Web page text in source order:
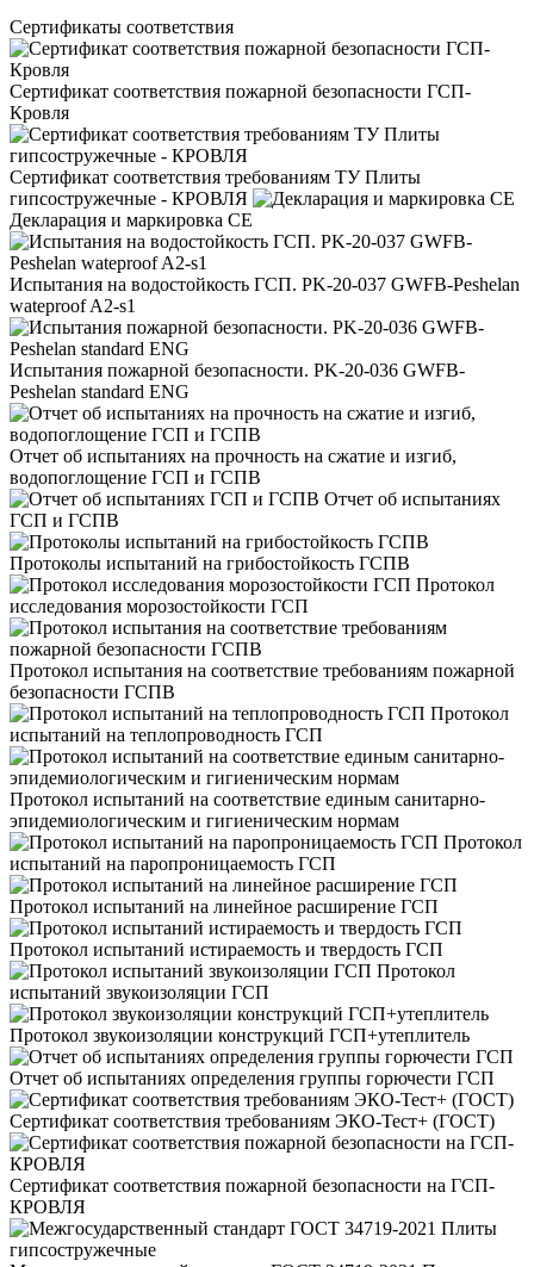
Сертификаты соответствия
Сертификат соответствия пожарной безопасности ГСП-
Кровля
Сертификат соответствия требованиям ТУ Плиты
гипсостружечные - КРОВЛЯ
Декларация и маркировка CE
Испытания на водостойкость ГСП. PK-20-037 GWFB-Peshelan
wateproof A2-s1
Испытания пожарной безопасности. PK-20-036 GWFB-
Peshelan standard ENG
Отчет об испытаниях на прочность на сжатие и изгиб,
водопоглощение ГСП и ГСПВ
Отчет об испытаниях
ГСП и ГСПВ
Протоколы испытаний на грибостойкость ГСПВ
Протокол
исследования морозостойкости ГСП
Протокол испытания на соответствие требованиям пожарной
безопасности ГСПВ
Протокол
испытаний на теплопроводность ГСП
Протокол испытаний на соответствие единым санитарно-
эпидемиологическим и гигиеническим нормам
Протокол
испытаний на паропроницаемость ГСП
Протокол испытаний на линейное расширение ГСП
Протокол испытаний истираемость и твердость ГСП
Протокол
испытаний звукоизоляции ГСП
Протокол звукоизоляции конструкций ГСП+утеплитель
Отчет об испытаниях определения группы горючести ГСП
Сертификат соответствия требованиям ЭКО-Тест+ (ГОСТ)
Сертификат соответствия пожарной безопасности на ГСП-
КРОВЛЯ